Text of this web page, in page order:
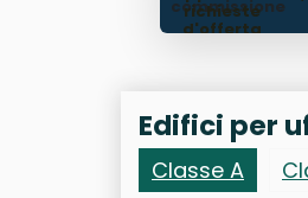
commissione
richieste
d'offerta
Edifici per
Classe A